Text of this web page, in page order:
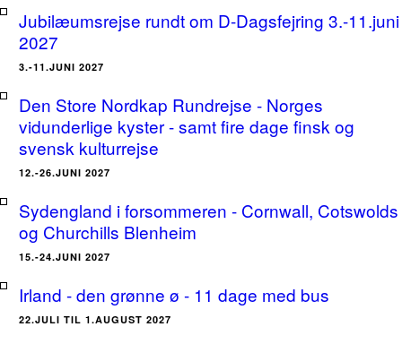
Jubilæumsrejse rundt om D-Dagsfejring 3.-11.juni
2027
3.-11.JUNI 2027
Den Store Nordkap Rundrejse - Norges
vidunderlige kyster - samt fire dage finsk og
svensk kulturrejse
12.-26.JUNI 2027
Sydengland i forsommeren - Cornwall, Cotswolds
og Churchills Blenheim
15.-24.JUNI 2027
Irland - den grønne ø - 11 dage med bus
22.JULI TIL 1.AUGUST 2027